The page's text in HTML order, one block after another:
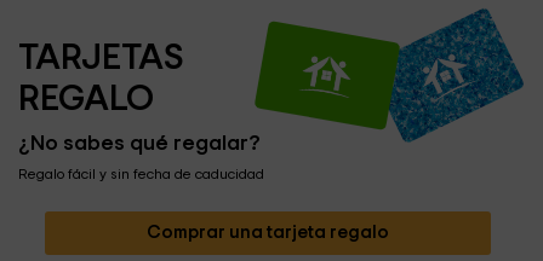
TARJETAS
REGALO
¿No sabes qué regalar?
Regalo fácil y sin fecha de caducidad
Comprar una tarjeta regalo